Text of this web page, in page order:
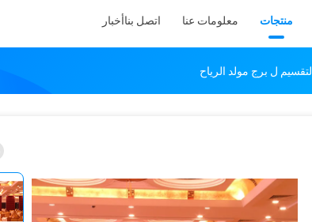
منتجات معلومات عنا اتصل بناأخبار
ل برج مولد الرياح